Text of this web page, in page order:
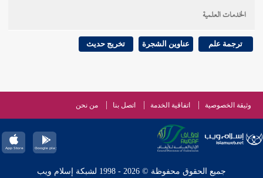
الخدمات العلمية
ترجمة علم عناوين الشجرة تخريج حديث
وثيقة الخصوصية اتفاقية الخدمة اتصل بنا من نحن
جميع الحقوق محفوظة © 2026 - 1998 لشبكة إسلام ويب